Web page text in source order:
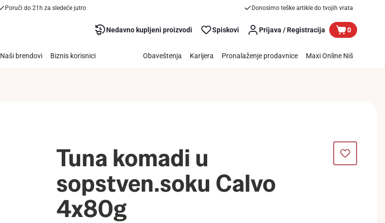
Poruči do 21h za sledeće jutro Donosimo teške artikle do tvojih vrata
Nedavno kupljeni proizvodi Spiskovi Prijava / Registracija 0
Naši brendovi Biznis korisnici Obaveštenja Karijera Pronalaženje prodavnice Maxi Online Niš
Tuna komadi u
sopstven.soku Calvo
4x80g